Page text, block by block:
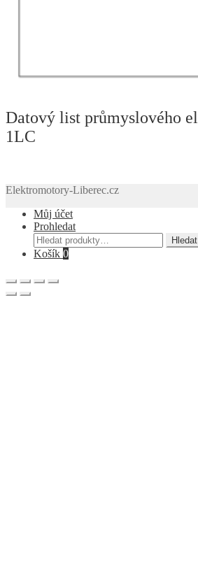
Datový list průmyslového
1LC
Elektromotory-Liberec.cz
Můj účet
Prohledat
Hledat:
Hledat
Košík 0